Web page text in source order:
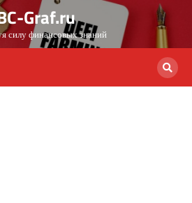
Graf.ru
силу финансовых знаний